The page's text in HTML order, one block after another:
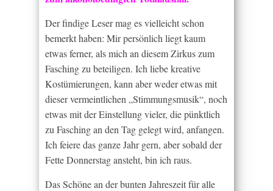
Der findige Leser mag es vielleicht schon
bemerkt haben: Mir persönlich liegt kaum
etwas ferner, als mich an diesem Zirkus zum
Fasching zu beteiligen. Ich liebe kreative
Kostümierungen, kann aber weder etwas mit
dieser vermeintlichen „Stimmungsmusik“, noch
etwas mit der Einstellung vieler, die pünktlich
zu Fasching an den Tag gelegt wird, anfangen.
Ich feiere das ganze Jahr gern, aber sobald der
Fette Donnerstag ansteht, bin ich raus.
Das Schöne an der bunten Jahreszeit für alle